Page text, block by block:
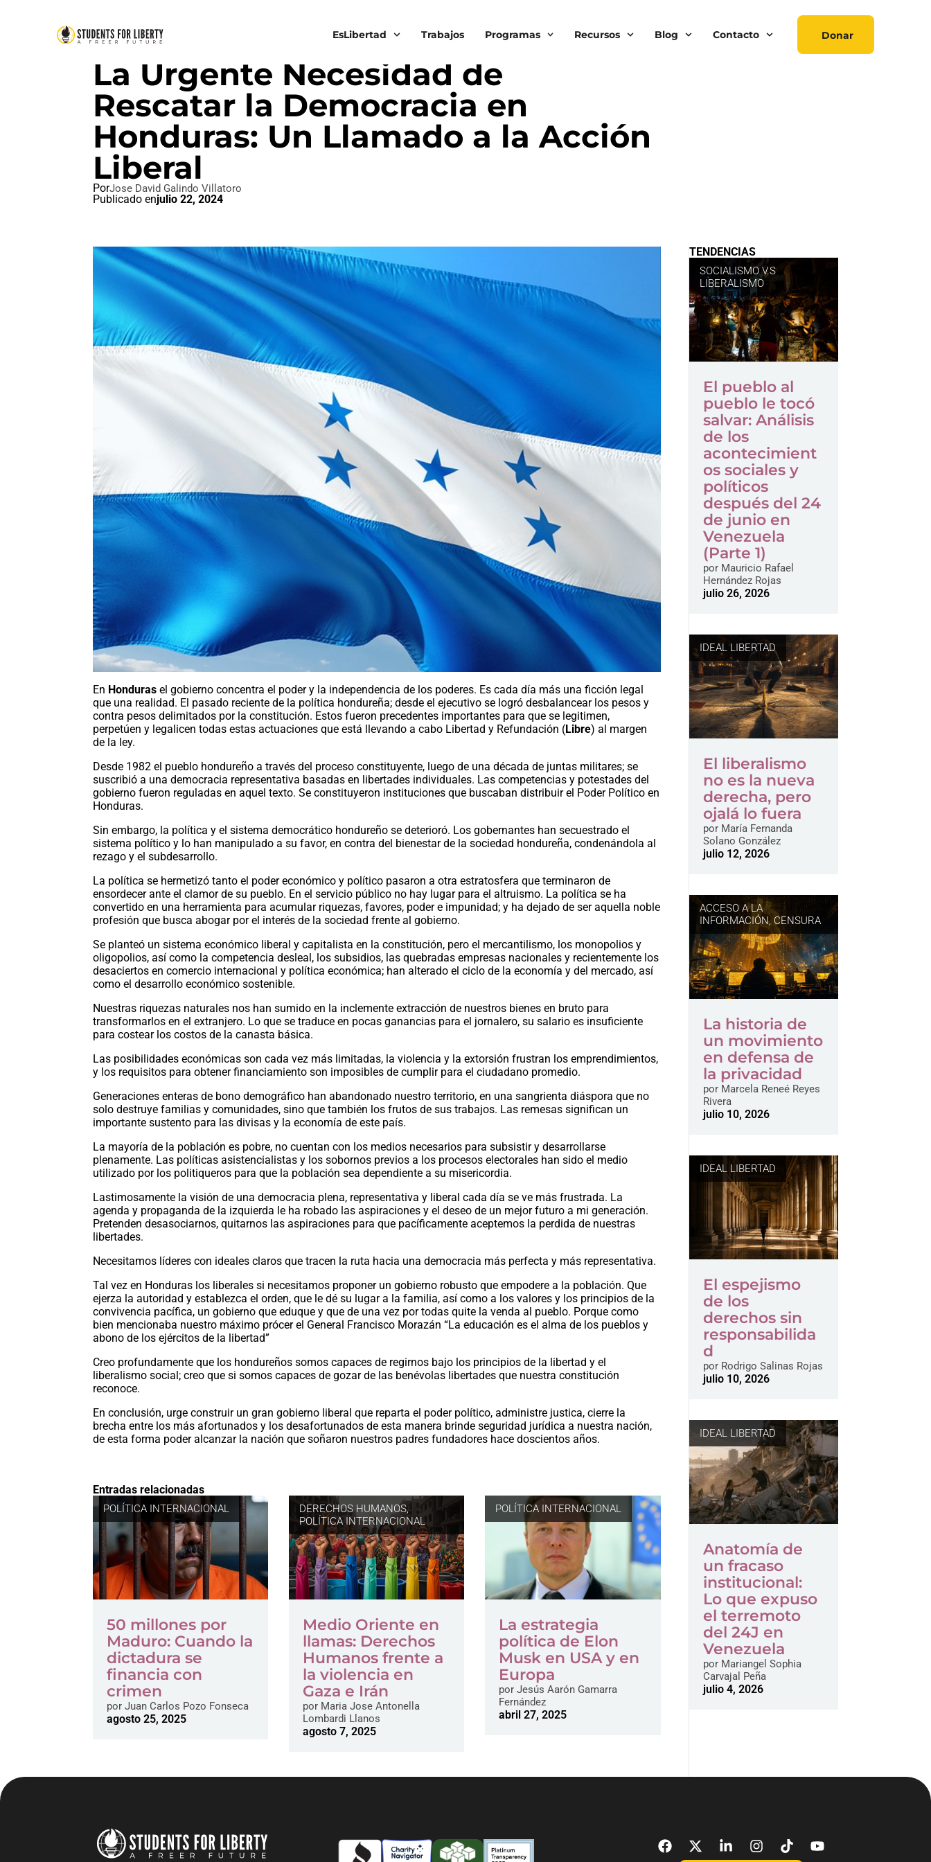
EsLibertad Trabajos Programas Recursos Blog Contacto Donar
La Urgente Necesidad de
Rescatar la Democracia en
Honduras: Un Llamado a la Acción
Liberal
PorJose David Galindo Villatoro
Publicado enjulio 22, 2024
En Honduras el gobierno concentra el poder y la independencia de los poderes. Es cada día más una ficción legal
que una realidad. El pasado reciente de la política hondureña; desde el ejecutivo se logró desbalancear los pesos y
contra pesos delimitados por la constitución. Estos fueron precedentes importantes para que se legitimen,
perpetúen y legalicen todas estas actuaciones que está llevando a cabo Libertad y Refundación (Libre) al margen
de la ley.
Desde 1982 el pueblo hondureño a través del proceso constituyente, luego de una década de juntas militares; se
suscribió a una democracia representativa basadas en libertades individuales. Las competencias y potestades del
gobierno fueron reguladas en aquel texto. Se constituyeron instituciones que buscaban distribuir el Poder Político en
Honduras.
Sin embargo, la política y el sistema democrático hondureño se deterioró. Los gobernantes han secuestrado el
sistema político y lo han manipulado a su favor, en contra del bienestar de la sociedad hondureña, condenándola al
rezago y el subdesarrollo.
La política se hermetizó tanto el poder económico y político pasaron a otra estratosfera que terminaron de
ensordecer ante el clamor de su pueblo. En el servicio público no hay lugar para el altruismo. La política se ha
convertido en una herramienta para acumular riquezas, favores, poder e impunidad; y ha dejado de ser aquella noble
profesión que busca abogar por el interés de la sociedad frente al gobierno.
Se planteó un sistema económico liberal y capitalista en la constitución, pero el mercantilismo, los monopolios y
oligopolios, así como la competencia desleal, los subsidios, las quebradas empresas nacionales y recientemente los
desaciertos en comercio internacional y política económica; han alterado el ciclo de la economía y del mercado, así
como el desarrollo económico sostenible.
Nuestras riquezas naturales nos han sumido en la inclemente extracción de nuestros bienes en bruto para
transformarlos en el extranjero. Lo que se traduce en pocas ganancias para el jornalero, su salario es insuficiente
para costear los costos de la canasta básica.
Las posibilidades económicas son cada vez más limitadas, la violencia y la extorsión frustran los emprendimientos,
y los requisitos para obtener financiamiento son imposibles de cumplir para el ciudadano promedio.
Generaciones enteras de bono demográfico han abandonado nuestro territorio, en una sangrienta diáspora que no
solo destruye familias y comunidades, sino que también los frutos de sus trabajos. Las remesas significan un
importante sustento para las divisas y la economía de este país.
La mayoría de la población es pobre, no cuentan con los medios necesarios para subsistir y desarrollarse
plenamente. Las políticas asistencialistas y los sobornos previos a los procesos electorales han sido el medio
utilizado por los politiqueros para que la población sea dependiente a su misericordia.
Lastimosamente la visión de una democracia plena, representativa y liberal cada día se ve más frustrada. La
agenda y propaganda de la izquierda le ha robado las aspiraciones y el deseo de un mejor futuro a mi generación.
Pretenden desasociarnos, quitarnos las aspiraciones para que pacíficamente aceptemos la perdida de nuestras
libertades.
Necesitamos líderes con ideales claros que tracen la ruta hacia una democracia más perfecta y más representativa.
Tal vez en Honduras los liberales si necesitamos proponer un gobierno robusto que empodere a la población. Que
ejerza la autoridad y establezca el orden, que le dé su lugar a la familia, así como a los valores y los principios de la
convivencia pacífica, un gobierno que eduque y que de una vez por todas quite la venda al pueblo. Porque como
bien mencionaba nuestro máximo prócer el General Francisco Morazán “La educación es el alma de los pueblos y
abono de los ejércitos de la libertad”
Creo profundamente que los hondureños somos capaces de regirnos bajo los principios de la libertad y el
liberalismo social; creo que si somos capaces de gozar de las benévolas libertades que nuestra constitución
reconoce.
En conclusión, urge construir un gran gobierno liberal que reparta el poder político, administre justica, cierre la
brecha entre los más afortunados y los desafortunados de esta manera brinde seguridad jurídica a nuestra nación,
de esta forma poder alcanzar la nación que soñaron nuestros padres fundadores hace doscientos años.
Entradas relacionadas
POLÍTICA INTERNACIONAL
50 millones por
Maduro: Cuando la
dictadura se
financia con
crimen
por Juan Carlos Pozo Fonseca
agosto 25, 2025
DERECHOS HUMANOS,
POLÍTICA INTERNACIONAL
Medio Oriente en
llamas: Derechos
Humanos frente a
la violencia en
Gaza e Irán
por Maria Jose Antonella
Lombardi Llanos
agosto 7, 2025
POLÍTICA INTERNACIONAL
La estrategia
política de Elon
Musk en USA y en
Europa
por Jesús Aarón Gamarra
Fernández
abril 27, 2025
TENDENCIAS
SOCIALISMO V.S
LIBERALISMO
El pueblo al
pueblo le tocó
salvar: Análisis
de los
acontecimient
os sociales y
políticos
después del 24
de junio en
Venezuela
(Parte 1)
porMauricio Rafael
Hernández Rojas
julio 26, 2026
IDEAL LIBERTAD
El liberalismo
no es la nueva
derecha, pero
ojalá lo fuera
porMaría Fernanda
Solano González
julio 12, 2026
ACCESO A LA
INFORMACIÓN, CENSURA
La historia de
un movimiento
en defensa de
la privacidad
porMarcela Reneé Reyes
Rivera
julio 10, 2026
IDEAL LIBERTAD
El espejismo
de los
derechos sin
responsabilida
d
porRodrigo Salinas Rojas
julio 10, 2026
IDEAL LIBERTAD
Anatomía de
un fracaso
institucional:
Lo que expuso
el terremoto
del 24J en
Venezuela
porMariangel Sophia
Carvajal Peña
julio 4, 2026